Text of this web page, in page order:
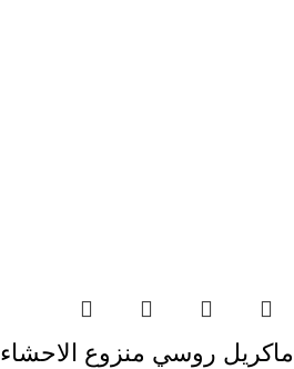
ماكريل روسي منزوع الاحشاء